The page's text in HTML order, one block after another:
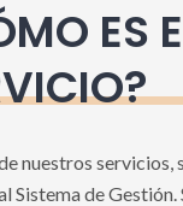
ES
nuestros servicios,
Sistema de Gestión.